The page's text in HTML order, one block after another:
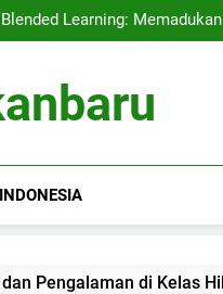
Blended Learning:
Profesi serta Pelayanan
Blended Learning:
Profesi serta Pelayanan
di Kelas Hibrida